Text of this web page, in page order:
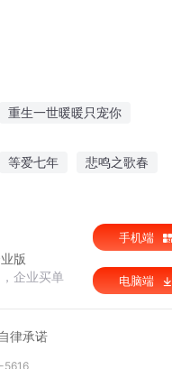
重生一世暖暖只宠你
等爱七年 悲鸣之歌春
版
企业买单
手机端
电脑端
自律承诺
5616